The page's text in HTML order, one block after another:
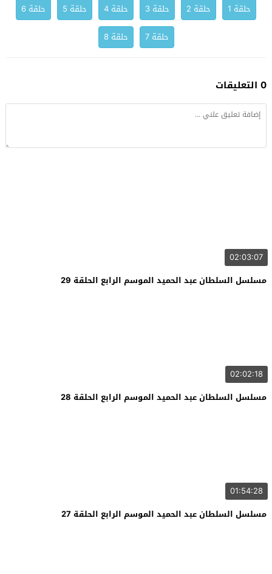
حلقة 1 حلقة 2 حلقة 3 حلقة 4 حلقة 5
حلقة 6
حلقة 7
حلقة 8
0 التعليقات
02:03:07
مسلسل السلطان عبد الحميد الموسم الرابع الحلقة 29
02:02:18
مسلسل السلطان عبد الحميد الموسم الرابع الحلقة 28
01:54:28
مسلسل السلطان عبد الحميد الموسم الرابع الحلقة 27